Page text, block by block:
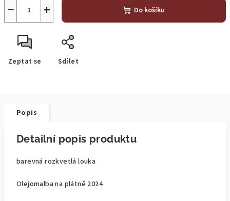
+
− Do košíku
Zeptat se Sdílet
Popis
Detailní popis produktu
barevná rozkvetlá louka
Olejomalba na plátně 2024